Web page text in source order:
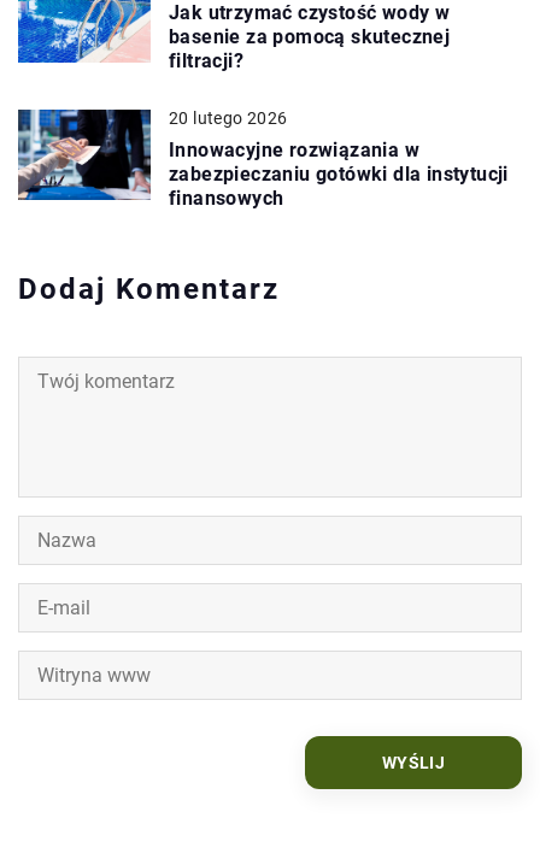
Jak utrzymać czystość wody w
basenie za pomocą skutecznej
filtracji?
20 lutego 2026
Innowacyjne rozwiązania w
zabezpieczaniu gotówki dla instytucji
finansowych
Dodaj Komentarz